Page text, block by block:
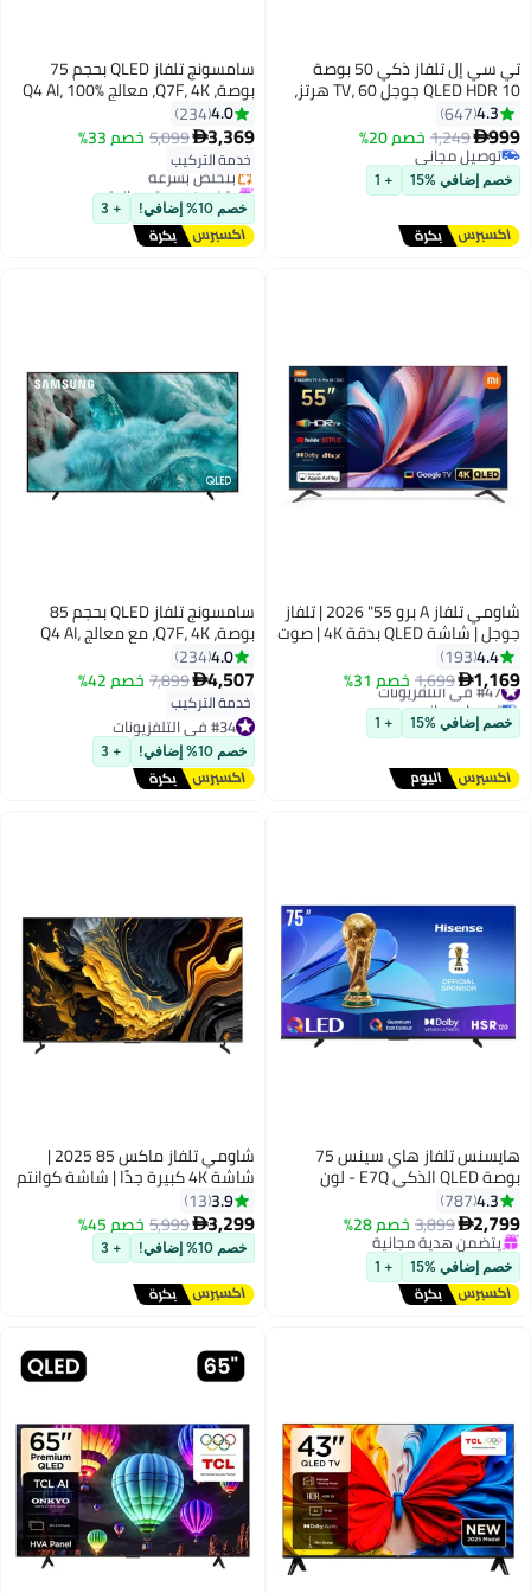
تي سي إل تلفاز ذكي 50 بوصة
QLED HDR 10 جوجل TV، 60 هرتز،
صوت دولبي، وضع الألعاب، رعاية
متعددة للعينين بتصميم نحيف،
(طراز 2025)
4.3
647
999
1,249خصم 20%
توصيل مجاني
توصيل مجاني
خصم إضافي %15 + 1
سامسونج تلفاز QLED بحجم 75
بوصة، Q7F، 4K، معالج Q4 AI، 100%
حجم اللون مع النقاط الكمومية،
أمان Knox، محتوى مجاني غير
محدود، تلفاز ذكي Vision AI،
الإمارات)
4.0
234
3,369
5,099خصم 33%
خدمة التركيب
بتخلّص بسرعة
يتضمن هدية مجانية
بتخلّص بسرعة
خصم 10% إضافي! + 3
شاومي تلفاز A برو 55" 2026 | تلفاز
جوجل | شاشة QLED بدقة 4K | صوت
تشطيب معدني فاخر | جهاز تحكم
عن بعد بلوتوث بزاوية 360°
4.4
193
1,169
1,699خصم 31% #47 في التلفزيونات
توصيل مجاني
#47 في التلفزيونات
خصم إضافي %15 + 1
سامسونج تلفاز QLED بحجم 85
بوصة، Q7F، 4K، مع معالج Q4 AI،
100% حجم لون مع النقاط الكمومية،
أمان Knox، محتوى مجاني غير
محدود، تلفاز ذكي Vision AI،
الإمارات)
4.0
234
4,507
7,899خصم 42%
خدمة التركيب
#34 في التلفزيونات
#34 في التلفزيونات
خصم 10% إضافي! + 3
هايسنس تلفاز هاي سينس 75
بوصة QLED الذكي E7Q - لون
فيجن، دولبي أتموس، مشاركة إلى
التلفاز، التحكم الصوتي، وضع صانع
الأفلام، يوتيوب، نتفليكس، ديزني+
75E7Q (نسخة الإمارات 2025)
4.3
787
2,799
3,899خصم 28%
يتضمن هدية مجانية
يتضمن هدية مجانية
خصم إضافي %15 + 1
شاومي تلفاز ماكس 85 2025 |
شاشة 4K كبيرة جدًا | شاشة كوانتم
دولبي فيجن، دولبي أتموس | معالج
AI | تلفاز جوجل L85MA-MAXME
رمادي داكن
3.9
13
3,299
5,999خصم 45%
خصم 10% إضافي! + 3